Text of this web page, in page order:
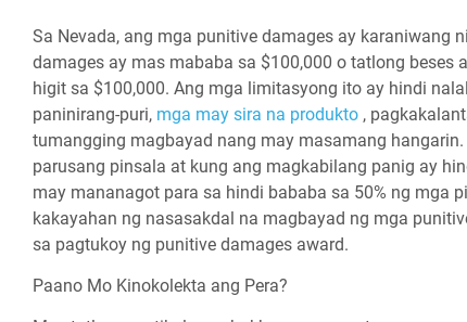
Sa Nevada, ang mga punitive damages ay
damages ay mas mababa sa $100,000 o tatlong
higit sa $100,000. Ang mga limitasyong ito ay hindi
paninirang-puri, mga may sira na produkto ,
tumangging magbayad nang may masamang
parusang pinsala at kung ang magkabilang panig ay
may mananagot para sa hindi bababa sa 50% ng mga
kakayahan ng nasasakdal na magbayad ng mga
sa pagtukoy ng punitive damages award.
Paano Mo Kinokolekta ang Pera?